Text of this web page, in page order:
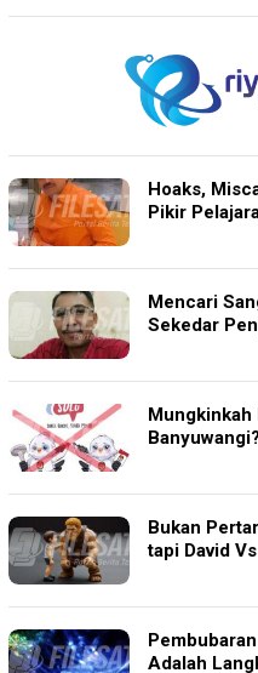
Hoaks,
Pikir
Mencari
Sekedar
Mungkinkah
Banyuwangi?
Bukan
tapi David
Adalah